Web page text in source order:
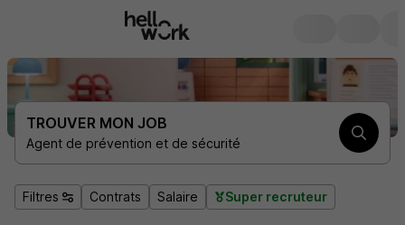
TROUVER MON JOB
Agent de prévention et de sécurité
Filtres Contrats Salaire Super recruteur